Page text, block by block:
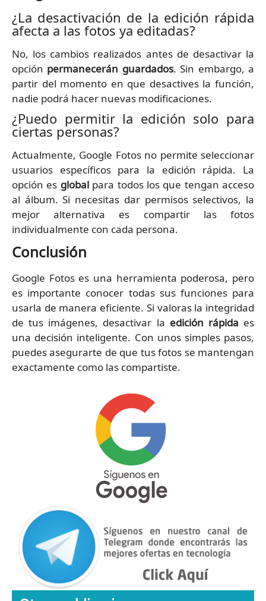
¿La desactivación de la edición rápida
afecta a las fotos ya editadas?
No, los cambios realizados antes de desactivar la
opción permanecerán guardados. Sin embargo, a
partir del momento en que desactives la función,
nadie podrá hacer nuevas modificaciones.
¿Puedo permitir la edición solo para
ciertas personas?
Actualmente, Google Fotos no permite seleccionar
usuarios específicos para la edición rápida. La
opción es globalpara todos los que tengan acceso
al álbum. Si necesitas dar permisos selectivos, la
mejor alternativa es compartir las fotos
individualmente con cada persona.
Conclusión
Google Fotos es una herramienta poderosa, pero
es importante conocer todas sus funciones para
usarla de manera eficiente. Si valoras la integridad
de tus imágenes, desactivar la edición rápida es
una decisión inteligente. Con unos simples pasos,
puedes asegurarte de que tus fotos se mantengan
exactamente como las compartiste.